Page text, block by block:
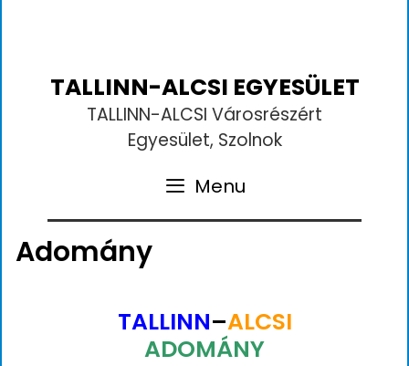
TALLINN-ALCSI EGYESÜLET
TALLINN-ALCSI Városrészért
Egyesület, Szolnok
Menu
Adomány
TALLINN–ALCSI
ADOMÁNY